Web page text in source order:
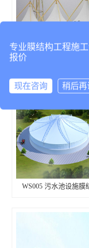
WS004 污水池设施膜
WS005 污水池设施膜
专业膜结构工程施
报价
现在咨询 稍后再